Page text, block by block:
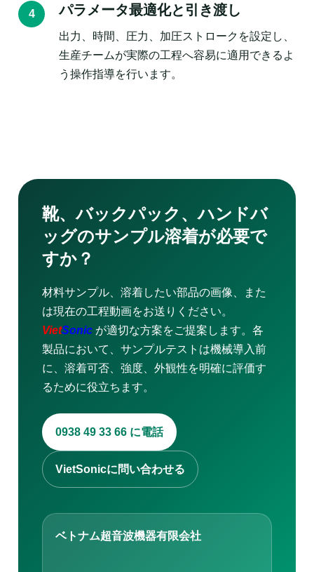
パラメータ最適化と引き渡し
出力、時間、圧力、加圧ストロークを設定し、
生産チームが実際の工程へ容易に適用できるよ
う操作指導を行います。
靴、バックパック、ハンドバ
ッグのサンプル溶着が必要で
すか？
材料サンプル、溶着したい部品の画像、また
は現在の工程動画をお送りください。
VietSonic が適切な方案をご提案します。各
製品において、サンプルテストは機械導入前
に、溶着可否、強度、外観性を明確に評価す
るために役立ちます。
0938 49 33 66 に電話
VietSonicに問い合わせる
ベトナム超音波機器有限会社